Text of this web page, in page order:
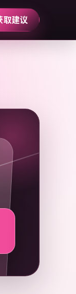
取建议